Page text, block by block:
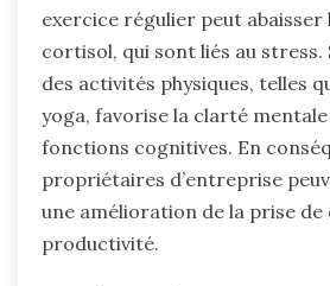
exercice régulier peut abaisser
cortisol, qui sont liés au stress.
des activités physiques, telles
yoga, favorise la clarté
fonctions cognitives. En
propriétaires d’entreprise
une amélioration de la prise de
productivité.